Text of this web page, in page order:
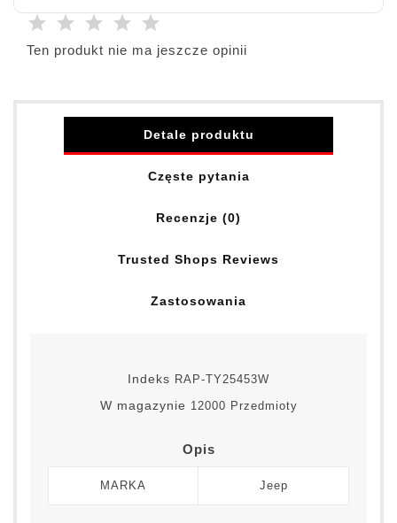
Ten produkt nie ma jeszcze opinii
Detale produktu
Częste pytania
Recenzje (0)
Trusted Shops Reviews
Zastosowania
Indeks RAP-TY25453W
W magazynie 12000 Przedmioty
Opis
MARKA Jeep